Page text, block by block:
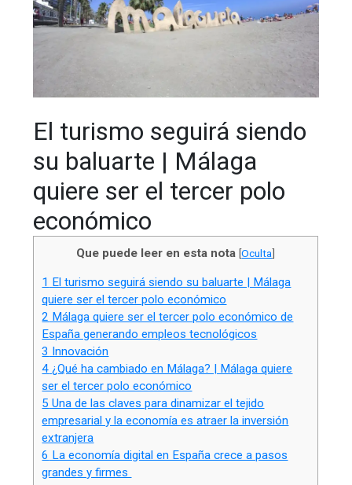
El turismo seguirá siendo
su baluarte | Málaga
quiere ser el tercer polo
económico
Que puede leer en esta nota [Oculta]
1 El turismo seguirá siendo su baluarte | Málaga
quiere ser el tercer polo económico
2 Málaga quiere ser el tercer polo económico de
España generando empleos tecnológicos
3 Innovación
4 ¿Qué ha cambiado en Málaga? | Málaga quiere
ser el tercer polo económico
5 Una de las claves para dinamizar el tejido
empresarial y la economía es atraer la inversión
extranjera
6 La economía digital en España crece a pasos
grandes y firmes